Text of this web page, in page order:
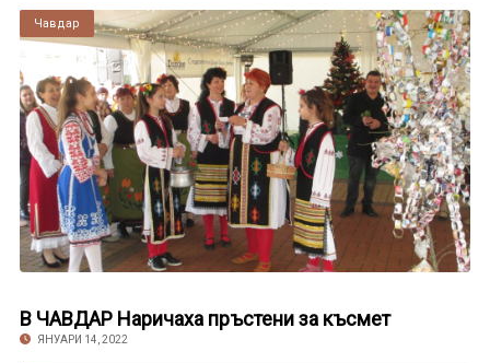
Чавдар
В ЧАВДАР Наричаха пръстени за късмет
ЯНУАРИ 14, 2022